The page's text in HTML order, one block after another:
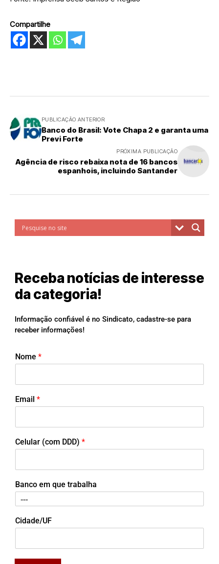
Compartilhe
PUBLICAÇÃO ANTERIOR
Banco do Brasil: Vote Chapa 2 e garanta uma
Previ Forte
PRÓXIMA PUBLICAÇÃO
Agência de risco rebaixa nota de 16 bancos
espanhois, incluindo Santander
Receba notícias de interesse
da categoria!
Informação confiável é no Sindicato, cadastre-se para
receber informações!
Nome *
Email *
Celular (com DDD) *
Banco em que trabalha
Cidade/UF